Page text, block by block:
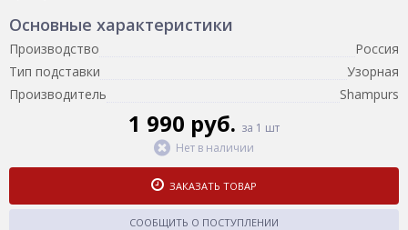
Основные характеристики
Производство
Россия
Тип подставки
Узорная
Производитель
Shampurs
1 990 руб. за 1 шт
Нет в наличии
ЗАКАЗАТЬ ТОВАР
СООБЩИТЬ О ПОСТУПЛЕНИИ